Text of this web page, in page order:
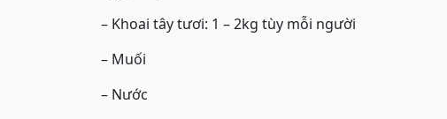
– Khoai tây tươi: 1 – 2kg tùy mỗi người
– Muối
– Nước